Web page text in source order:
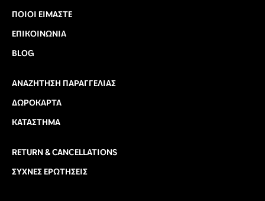
ΠΟΙΟΙ ΕΊΜΑΣΤΕ
ΕΠΙΚΟΙΝΩΝΊΑ
BLOG
ΑΝΑΖΉΤΗΣΗ ΠΑΡΑΓΓΕΛΊΑΣ
ΔΩΡΟΚΆΡΤΑ
ΚΑΤΆΣΤΗΜΑ
RETURN & CANCELLATIONS
ΣΥΧΝΈΣ ΕΡΩΤΉΣΕΙΣ